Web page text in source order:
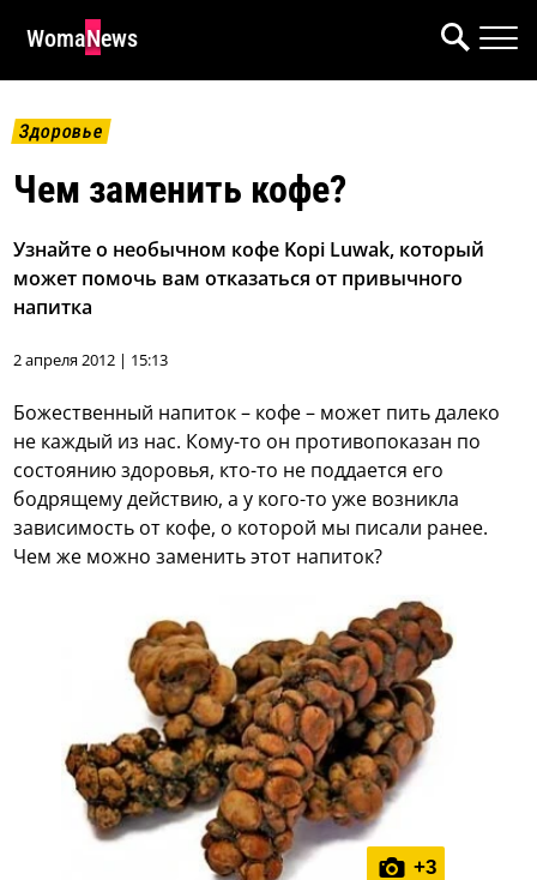
WomaNews
Здоровье
Чем заменить кофе?
Узнайте о необычном кофе Kopi Luwak, который
может помочь вам отказаться от привычного
напитка
2 апреля 2012 | 15:13
Божественный напиток – кофе – может пить далеко
не каждый из нас. Кому-то он противопоказан по
состоянию здоровья, кто-то не поддается его
бодрящему действию, а у кого-то уже возникла
зависимость от кофе, о которой мы писали ранее.
Чем же можно заменить этот напиток?
+3